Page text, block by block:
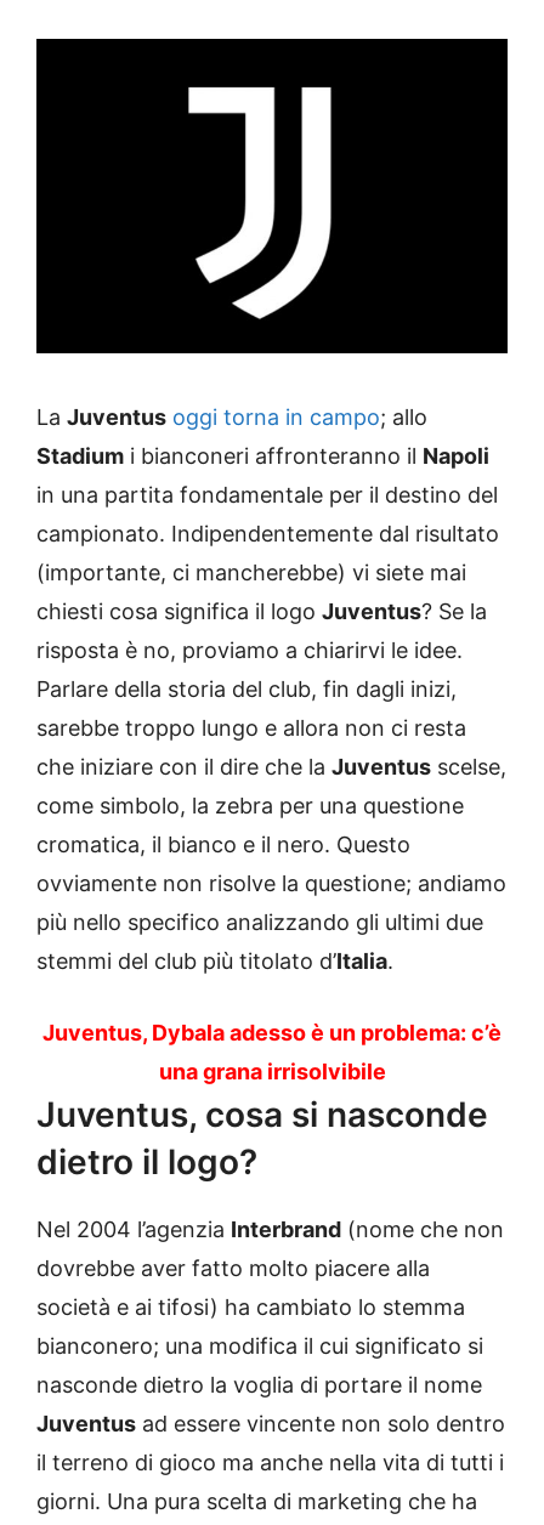
La Juventus oggi torna in campo; allo
Stadium i bianconeri affronteranno il Napoli
in una partita fondamentale per il destino del
campionato. Indipendentemente dal risultato
(importante, ci mancherebbe) vi siete mai
chiesti cosa significa il logo Juventus? Se la
risposta è no, proviamo a chiarirvi le idee.
Parlare della storia del club, fin dagli inizi,
sarebbe troppo lungo e allora non ci resta
che iniziare con il dire che la Juventus scelse,
come simbolo, la zebra per una questione
cromatica, il bianco e il nero. Questo
ovviamente non risolve la questione; andiamo
più nello specifico analizzando gli ultimi due
stemmi del club più titolato d’Italia.
Juventus, Dybala adesso è un problema: c’è
una grana irrisolvibile
Juventus, cosa si nasconde
dietro il logo?
Nel 2004 l’agenzia Interbrand (nome che non
dovrebbe aver fatto molto piacere alla
società e ai tifosi) ha cambiato lo stemma
bianconero; una modifica il cui significato si
nasconde dietro la voglia di portare il nome
Juventus ad essere vincente non solo dentro
il terreno di gioco ma anche nella vita di tutti i
giorni. Una pura scelta di marketing che ha